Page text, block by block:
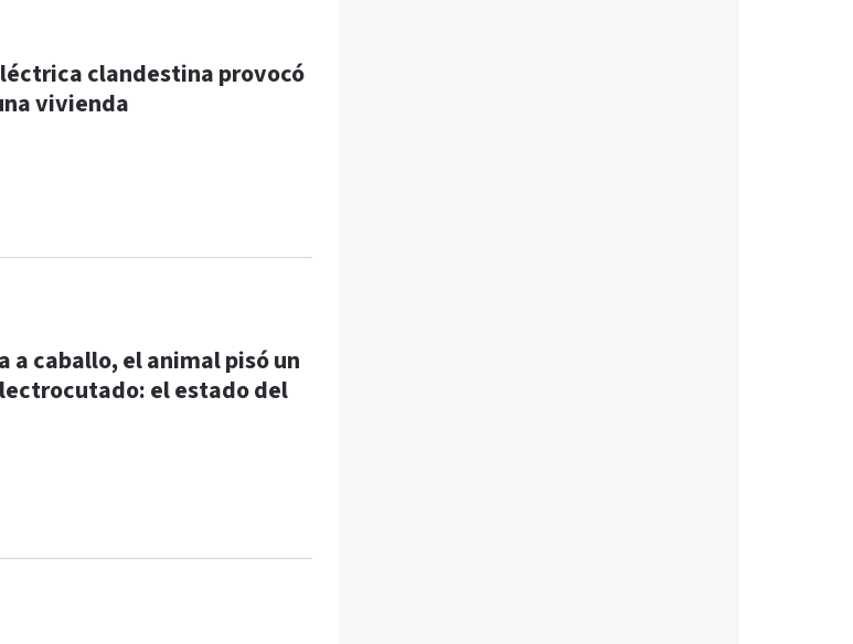
clandestina provocó
vivienda
a caballo, el animal pisó un
el estado del